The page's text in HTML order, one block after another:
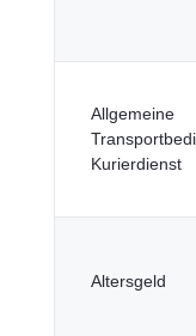
Allgemeine
Kurierdienst
Altersgeld